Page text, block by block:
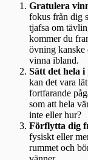
Gratulera
fokus från dig
tjafsa om
kommer du
övning kanske
vinna ibland.
Sätt det hela
kan det vara
fortfarande
som att hela
inte eller hur?
Förflytta dig
fysiskt eller
rummet och